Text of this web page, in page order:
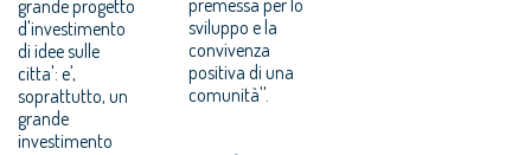
grande progetto
d'investimento
di idee sulle
citta': e',
soprattutto, un
grande
investimento
premessa per lo
sviluppo e la
convivenza
positiva di una
comunità''.